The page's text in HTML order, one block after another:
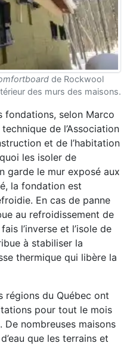
de Rockwool
des murs des maisons.
fondations, selon Marco
de l’Association
et de l’habitation
les isoler de
garde le mur exposé aux
la fondation est
En cas de panne
au refroidissement de
l’inverse et l’isole de
à stabiliser la
thermique qui libère la
régions du Québec ont
pour tout le mois
De nombreuses maisons
que les terrains et